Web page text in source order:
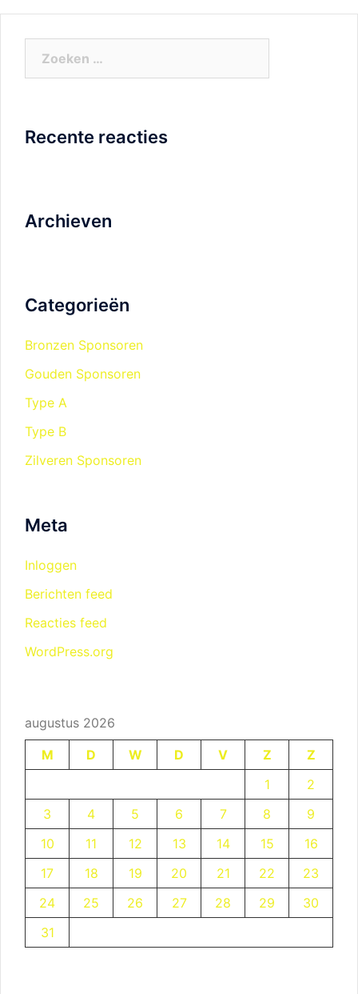
Recente reacties
Archieven
Categorieën
Bronzen Sponsoren
Gouden Sponsoren
Type A
Type B
Zilveren Sponsoren
Meta
Inloggen
Berichten feed
Reacties feed
WordPress.org
augustus 2026
M
D W D V Z
Z
1
2
3
4 5 6 7 8
9
10
11 12 13 14 15
16
17
18 19 20 21 22
23
24
25 26 27 28 29
30
31